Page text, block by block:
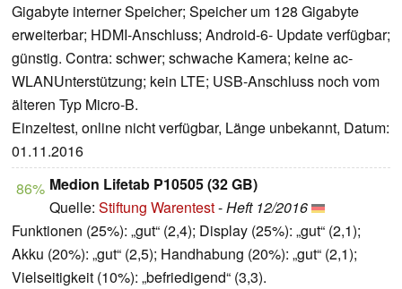
Gigabyte interner Speicher; Speicher um 128 Gigabyte
erweiterbar; HDMI-Anschluss; Android-6- Update verfügbar;
günstig. Contra: schwer; schwache Kamera; keine ac-
WLANUnterstützung; kein LTE; USB-Anschluss noch vom
älteren Typ Micro-B.
Einzeltest, online nicht verfügbar, Länge unbekannt, Datum:
01.11.2016
86% Medion Lifetab P10505 (32 GB)
Quelle: Stiftung Warentest-Heft 12/2016
Funktionen (25%): „gut“ (2,4); Display (25%): „gut“ (2,1);
Akku (20%): „gut“ (2,5); Handhabung (20%): „gut“ (2,1);
Vielseitigkeit (10%): „befriedigend“ (3,3).